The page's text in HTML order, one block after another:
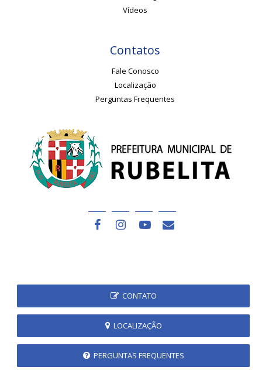
Vídeos
Contatos
Fale Conosco
Localização
Perguntas Frequentes
CONTATO
LOCALIZAÇÃO
PERGUNTAS FREQUENTES